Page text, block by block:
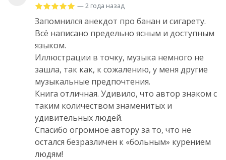
— 2 года назад
Запомнился анекдот про банан и сигарету.
Всё написано предельно ясным и доступным
языком.
Иллюстрации в точку, музыка немного не
зашла, так как, к сожалению, у меня другие
музыкальные предпочтения.
Книга отличная. Удивило, что автор знаком с
таким количеством знаменитых и
удивительных людей.
Спасибо огромное автору за то, что не
остался безразличен к «больным» курением
людям!